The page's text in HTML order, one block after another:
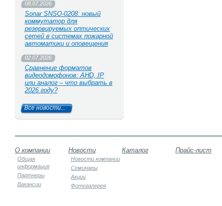
08.07.2026
Sonar SNSO-0208: новый
коммутатор для
резервируемых оптических
сетей в системах пожарной
автоматики и оповещения
02.07.2026
Сравнение форматов
видеодомофонов: AHD, IP
или аналог – что выбрать в
2026 году?
Все новости...
О компании
Общая
информация
Партнеры
Вакансии
Новости
Новости компании
Семинары
Акции
Фотогалерея
Каталог Прайс-лист